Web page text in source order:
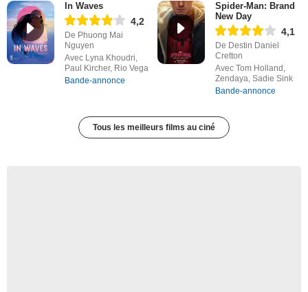
In Waves
4,2
De Phuong Mai
Nguyen
Avec Lyna Khoudri,
Paul Kircher, Rio Vega
Bande-annonce
Spider-Man: Brand
New Day
4,1
De Destin Daniel
Cretton
Avec Tom Holland,
Zendaya, Sadie Sink
Bande-annonce
Tous les meilleurs films au ciné